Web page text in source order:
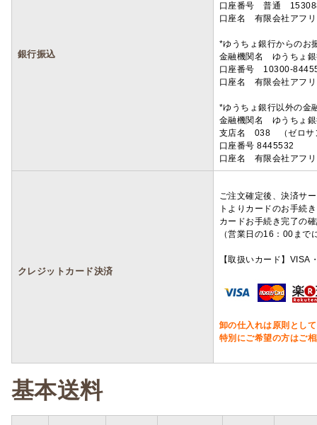
銀行振込
口座番号 普通
口座名 有限会社アフ
*ゆうちょ銀行からのお
金融機関名 ゆうちょ
口座番号 10300-
口座名 有限会社アフ
*ゆうちょ銀行以外の金
金融機関名 ゆうちょ
支店名 038 （ゼロサ
口座番号 8445532
口座名 有限会社アフ
クレジットカード決済
ご注文確定後、決済サ
トよりカードのお手続
カードお手続き完了の
（営業日の16：00ま
【取扱いカード】
卸の仕入れは原則とし
特別にご希望の方はご
基本送料